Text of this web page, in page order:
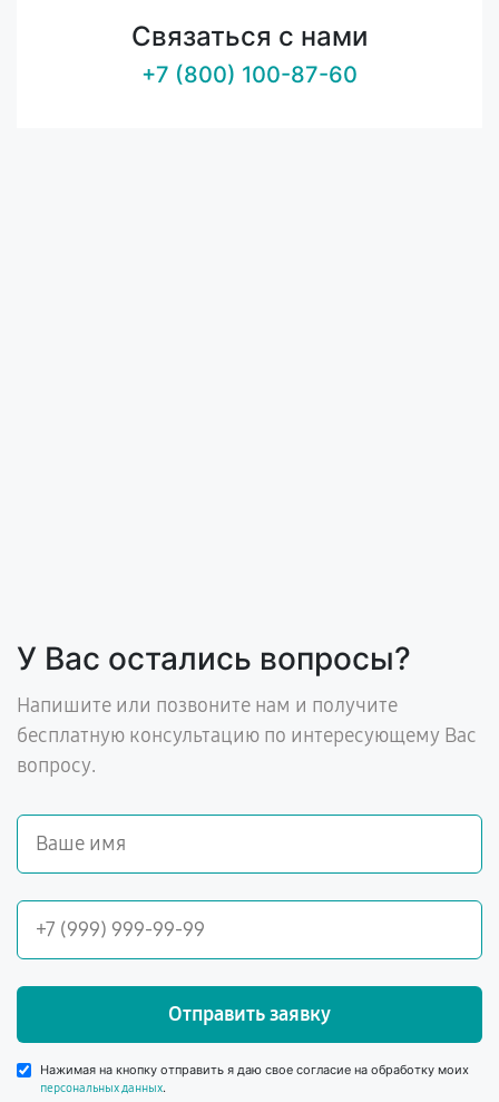
Связаться с нами
+7 (800) 100-87-60
У Вас остались вопросы?
Напишите или позвоните нам и получите
бесплатную консультацию по интересующему Вас
вопросу.
Отправить заявку
Нажимая на кнопку отправить я даю свое согласие на обработку моих
персональных данных.